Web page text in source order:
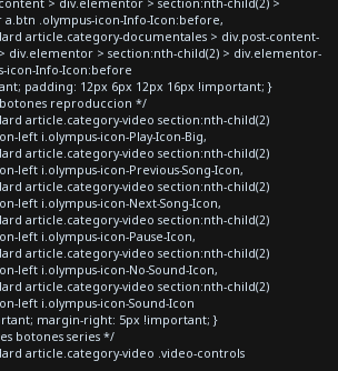
.olympus-icon-Info-Icon:before,
article.category-documentales > div.post-content-
div.elementor > section:nth-child(2) > div.elementor-
icon-Info-Icon:before
padding: 12px 6px 12px 16px !important; }
botones reproduccion */
article.category-video section:nth-child(2)
left i.olympus-icon-Play-Icon-Big,
article.category-video section:nth-child(2)
left i.olympus-icon-Previous-Song-Icon,
article.category-video section:nth-child(2)
left i.olympus-icon-Next-Song-Icon,
article.category-video section:nth-child(2)
left i.olympus-icon-Pause-Icon,
article.category-video section:nth-child(2)
left i.olympus-icon-No-Sound-Icon,
article.category-video section:nth-child(2)
left i.olympus-icon-Sound-Icon
margin-right: 5px !important; }
botones series */
article.category-video .video-controls